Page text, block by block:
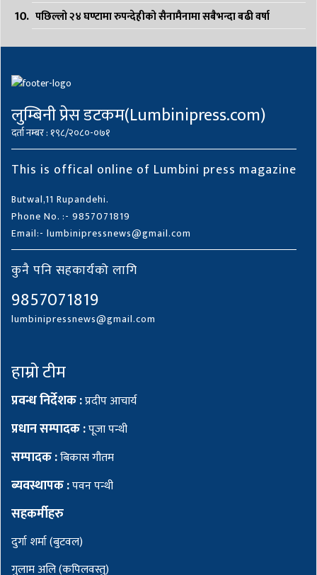
पछिल्लो २४ घण्टामा रुपन्देहीको सैनामैनामा सबैभन्दा बढी वर्षा
लुम्बिनी प्रेस डटकम(Lumbinipress.com)
दर्ता नम्बर : १९८/२०८०-०७१
This is offical online of Lumbini press magazine
Butwal,11 Rupandehi.
Phone No. :- 9857071819
Email:- lumbinipressnews@gmail.com
कुनै पनि सहकार्यको लागि
9857071819
lumbinipressnews@gmail.com
हाम्रो टीम
प्रवन्ध निर्देशक :प्रदीप आचार्य
प्रधान सम्पादक :पूजा पन्थी
सम्पादक :बिकास गौतम
ब्यवस्थापक :पवन पन्थी
सहकर्मीहरु
दुर्गा शर्मा (बुटवल)
गुलाम अलि (कपिलवस्तु)